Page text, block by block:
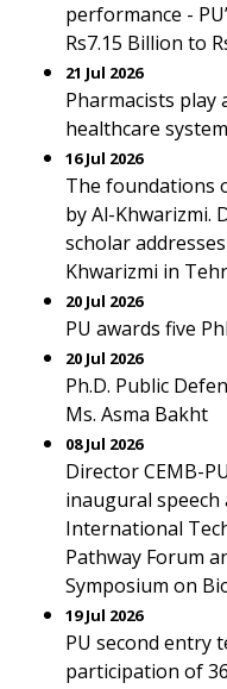
performance -
Rs7.15 Billion to
21 Jul 2026
Pharmacists
healthcare
16 Jul 2026
The foundations
by Al-Khwarizmi.
scholar
Khwarizmi in
20 Jul 2026
PU awards five
20 Jul 2026
Ph.D. Public
Ms. Asma Bakht
08 Jul 2026
Director CEMB-
inaugural speech
International
Pathway Forum
Symposium on
19 Jul 2026
PU second entry
participation of